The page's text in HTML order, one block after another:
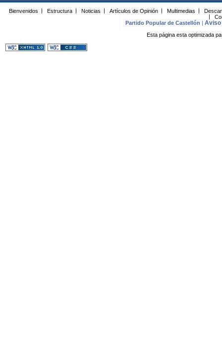
Bienvenidos Estructura Noticias Artículos de Opinión Multimedias
Partido Popular de Castellón
|Aviso
Esta página esta optimizada